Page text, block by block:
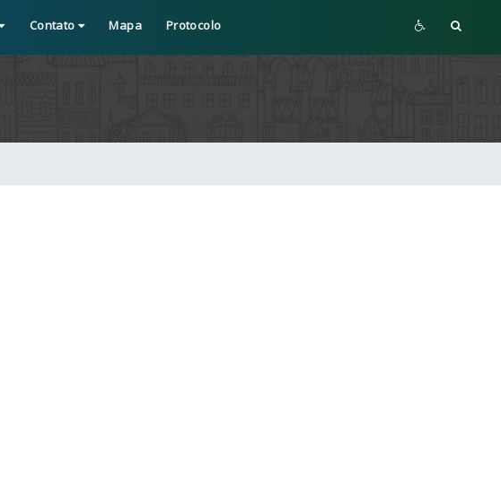
Contato Mapa Protocolo